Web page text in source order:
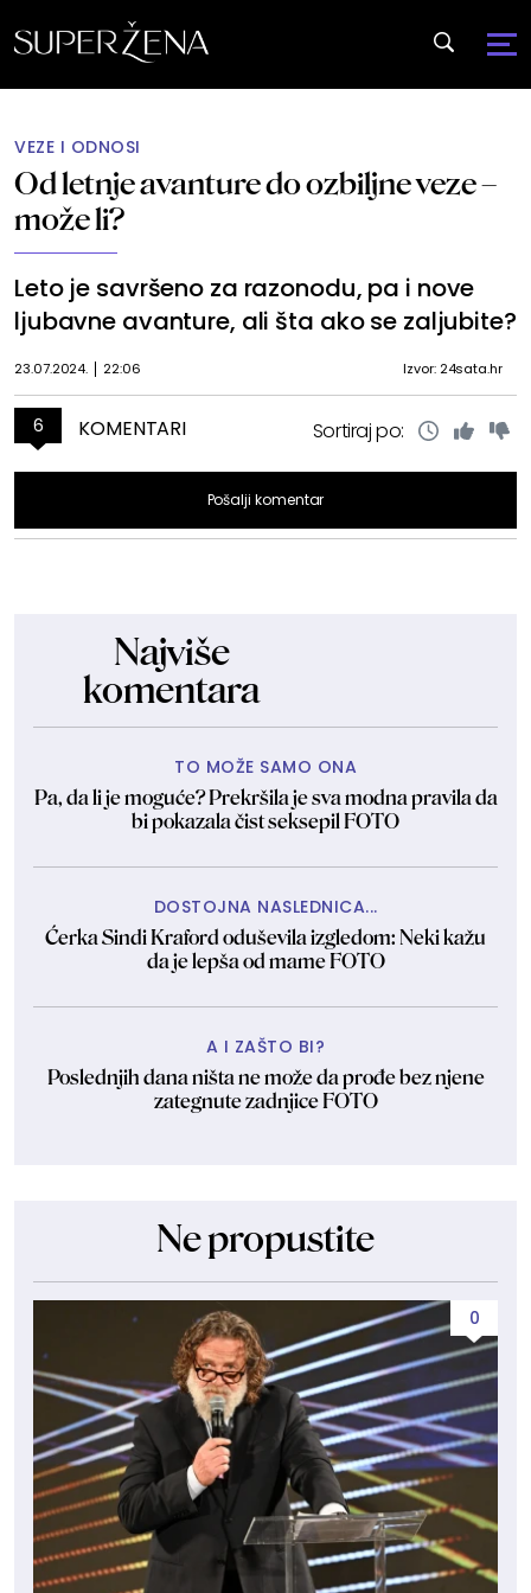
VEZE I ODNOSI
Od letnje avanture do ozbiljne veze –
može li?
Leto je savršeno za razonodu, pa i nove
ljubavne avanture, ali šta ako se zaljubite?
23.07.2024. 22:06 Izvor: 24sata.hr
6 KOMENTARI Sortiraj po:
Pošalji komentar
Najviše
komentara
TO MOŽE SAMO ONA
Pa, da li je moguće? Prekršila je sva modna pravila da
bi pokazala čist seksepil FOTO
DOSTOJNA NASLEDNICA...
Ćerka Sindi Kraford oduševila izgledom: Neki kažu
da je lepša od mame FOTO
A I ZAŠTO BI?
Poslednjih dana ništa ne može da prođe bez njene
zategnute zadnjice FOTO
Ne propustite
0